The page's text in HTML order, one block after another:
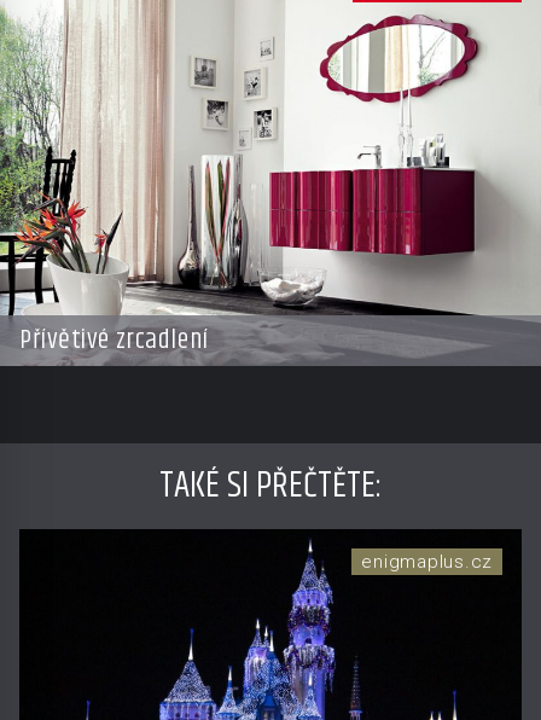
Přívětivé zrcadlení
TAKÉ SI PŘEČTĚTE:
enigmaplus.cz